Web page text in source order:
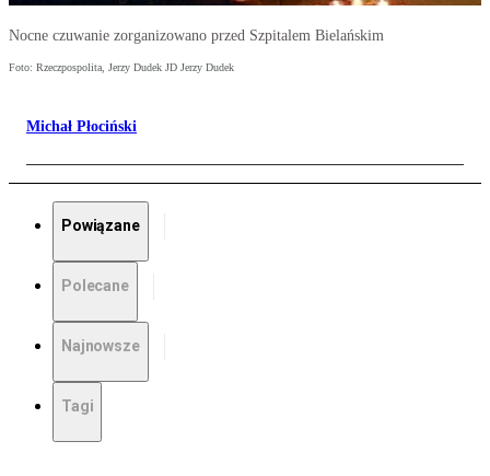
Nocne czuwanie zorganizowano przed Szpitalem Bielańskim
Foto: Rzeczpospolita, Jerzy Dudek JD Jerzy Dudek
Michał Płociński
Powiązane
Polecane
Najnowsze
Tagi